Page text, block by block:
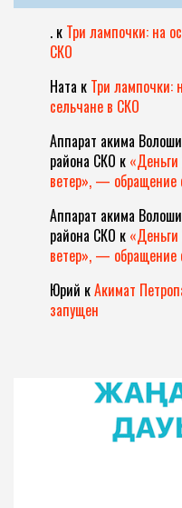
. к Три лампочки: на
СКО
Ната к Три лампочки:
сельчане в СКО
Аппарат акима
района СКО к
ветер», — обращение
Аппарат акима
района СКО к
ветер», — обращение
Юрий кАкимат
запущен